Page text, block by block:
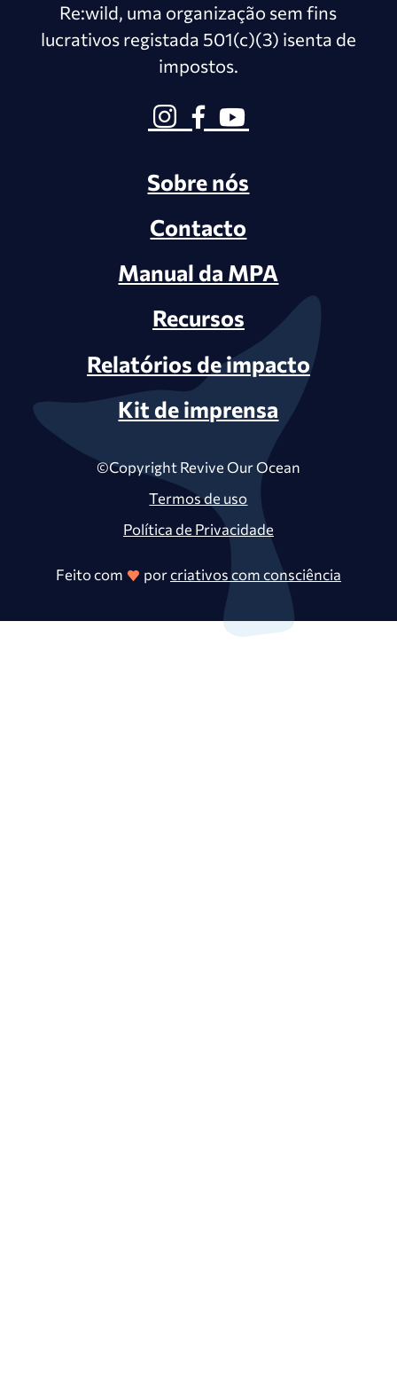
Re:wild, uma organização sem fins
lucrativos registada 501(c)(3) isenta de
impostos.
Sobre nós
Contacto
Manual da MPA
Recursos
Relatórios de impacto
Kit de imprensa
©Copyright Revive Our Ocean
Termos de uso
Política de Privacidade
Feito com porcriativos com consciência